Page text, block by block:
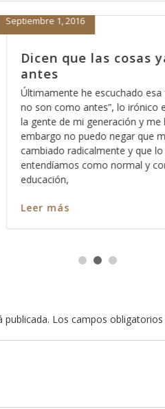
son como
“las cosas ya
lo escucho entre
viejo, sin
cosas han
de nuestra
La
Una de
claras es
hago con
como es
publicada. Los campos